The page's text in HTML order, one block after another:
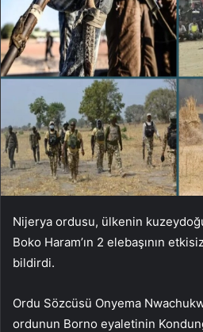
Nijerya ordusu, ülkenin
Boko Haram’ın 2 elebaşının
bildirdi.
Ordu Sözcüsü Onyema
ordunun Borno eyaletinin